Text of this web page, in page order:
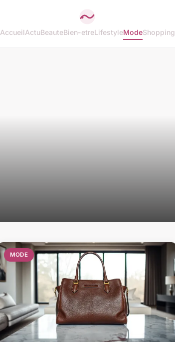
AccueilActuBeauteBien-etreLifestyleModeShopping
MODE